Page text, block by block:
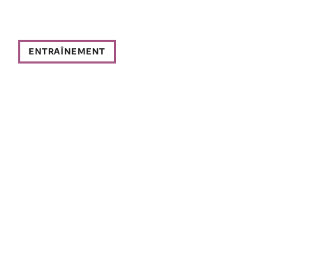
ENTRAÎNEMENT